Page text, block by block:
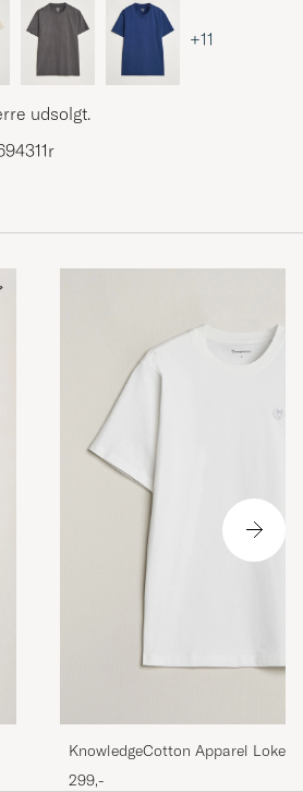
+11
udsolgt.
KnowledgeCotton Apparel Loke
Bright White
299,-